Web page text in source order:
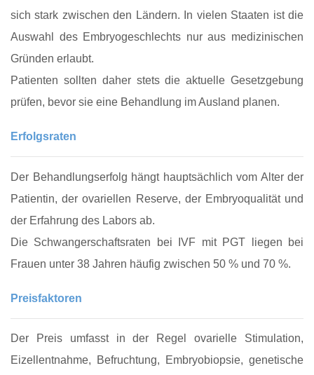
sich stark zwischen den Ländern. In vielen Staaten ist die
Auswahl des Embryogeschlechts nur aus medizinischen
Gründen erlaubt.
Patienten sollten daher stets die aktuelle Gesetzgebung
prüfen, bevor sie eine Behandlung im Ausland planen.
Erfolgsraten
Der Behandlungserfolg hängt hauptsächlich vom Alter der
Patientin, der ovariellen Reserve, der Embryoqualität und
der Erfahrung des Labors ab.
Die Schwangerschaftsraten bei IVF mit PGT liegen bei
Frauen unter 38 Jahren häufig zwischen 50 % und 70 %.
Preisfaktoren
Der Preis umfasst in der Regel ovarielle Stimulation,
Eizellentnahme, Befruchtung, Embryobiopsie, genetische